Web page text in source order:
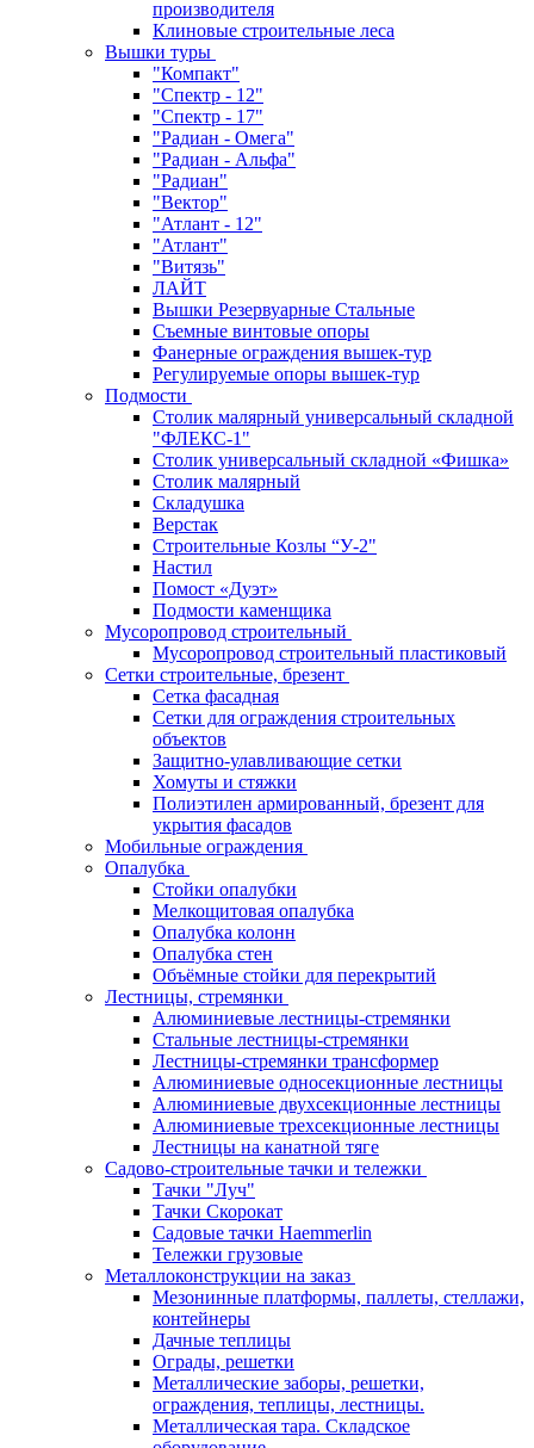
производителя
Клиновые строительные леса
Вышки туры
"Компакт"
"Спектр - 12"
"Спектр - 17"
"Радиан - Омега"
"Радиан - Альфа"
"Радиан"
"Вектор"
"Атлант - 12"
"Атлант"
"Витязь"
ЛАЙТ
Вышки Резервуарные Стальные
Съемные винтовые опоры
Фанерные ограждения вышек-тур
Регулируемые опоры вышек-тур
Подмости
Столик малярный универсальный складной
"ФЛЕКС-1"
Столик универсальный складной «Фишка»
Столик малярный
Складушка
Верстак
Строительные Козлы “У-2"
Настил
Помост «Дуэт»
Подмости каменщика
Мусоропровод строительный
Мусоропровод строительный пластиковый
Сетки строительные, брезент
Сетка фасадная
Сетки для ограждения строительных
объектов
Защитно-улавливающие сетки
Хомуты и стяжки
Полиэтилен армированный, брезент для
укрытия фасадов
Мобильные ограждения
Опалубка
Стойки опалубки
Мелкощитовая опалубка
Опалубка колонн
Опалубка стен
Объёмные стойки для перекрытий
Лестницы, стремянки
Алюминиевые лестницы-стремянки
Стальные лестницы-стремянки
Лестницы-стремянки трансформер
Алюминиевые односекционные лестницы
Алюминиевые двухсекционные лестницы
Алюминиевые трехсекционные лестницы
Лестницы на канатной тяге
Садово-строительные тачки и тележки
Тачки "Луч"
Тачки Скорокат
Садовые тачки Haemmerlin
Тележки грузовые
Металлоконструкции на заказ
Мезонинные платформы, паллеты, стеллажи,
контейнеры
Дачные теплицы
Ограды, решетки
Металлические заборы, решетки,
ограждения, теплицы, лестницы.
Металлическая тара. Складское